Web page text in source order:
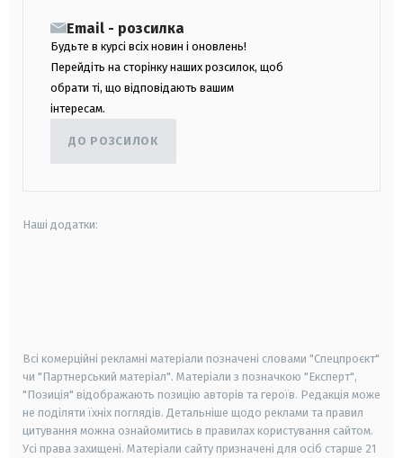
Email - розсилка
Будьте в курсі всіх новин і оновлень!
Перейдіть на сторінку наших розсилок, щоб
обрати ті, що відповідають вашим
інтересам.
ДО РОЗСИЛОК
Наші додатки:
Всі комерційні рекламні матеріали позначені словами "Спецпроєкт"
чи "Партнерський матеріал". Матеріали з позначкою "Експерт",
"Позиція" відображають позицію авторів та героїв. Редакція може
не поділяти їхніх поглядів. Детальніше щодо реклами та правил
цитування можна ознайомитись в правилах користування сайтом.
Усі права захищені. Матеріали сайту призначені для осіб старше 21